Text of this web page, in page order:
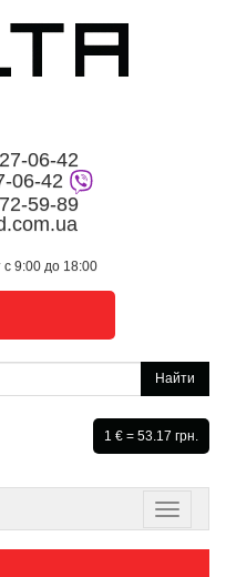
06-42
06-42
59-89
9:00 до 18:00
Найти
1 € = 53.17 грн.